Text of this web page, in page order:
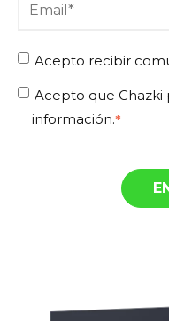
Acepto recibir
Acepto que Chazki
información.*